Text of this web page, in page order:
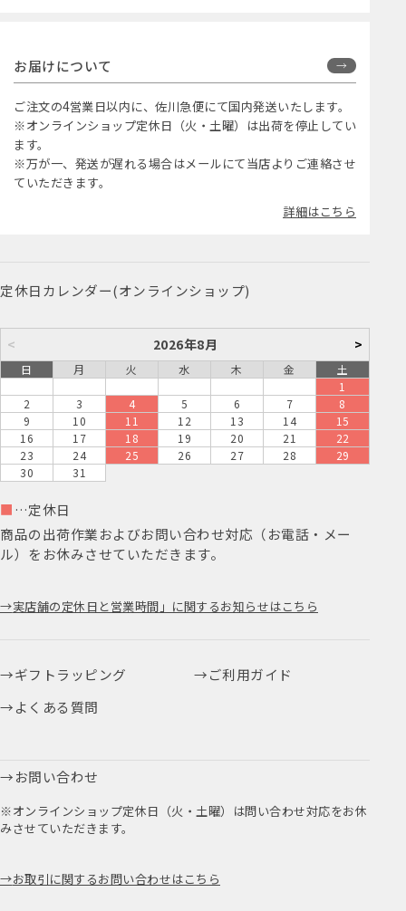
お届けについて
ご注文の4営業日以内に、佐川急便にて国内発送いたします。
※オンラインショップ定休日（火・土曜）は出荷を停止してい
ます。
※万が一、発送が遅れる場合はメールにて当店よりご連絡させ
ていただきます。
詳細はこちら
定休日カレンダー(オンラインショップ)
< 2026年8月 >
日 月 火 水 木 金
土
1
2
3 4 5 6 7
8
9
10 11 12 13 14
15
16
17 18 19 20 21
22
23
24 25 26 27 28
29
30
31
■ …定休日
商品の出荷作業およびお問い合わせ対応（お電話・メー
ル）をお休みさせていただきます。
実店舗の定休日と営業時間」に関するお知らせはこちら
ギフトラッピング
ご利用ガイド
よくある質問
お問い合わせ
※オンラインショップ定休日（火・土曜）は問い合わせ対応をお休
みさせていただきます。
お取引に関するお問い合わせはこちら